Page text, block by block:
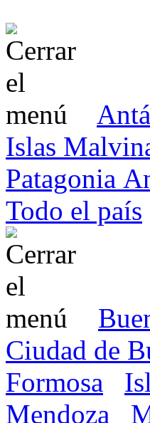
Islas
Patagonia
Todo el país
Ciudad de
Formosa
Mendoza